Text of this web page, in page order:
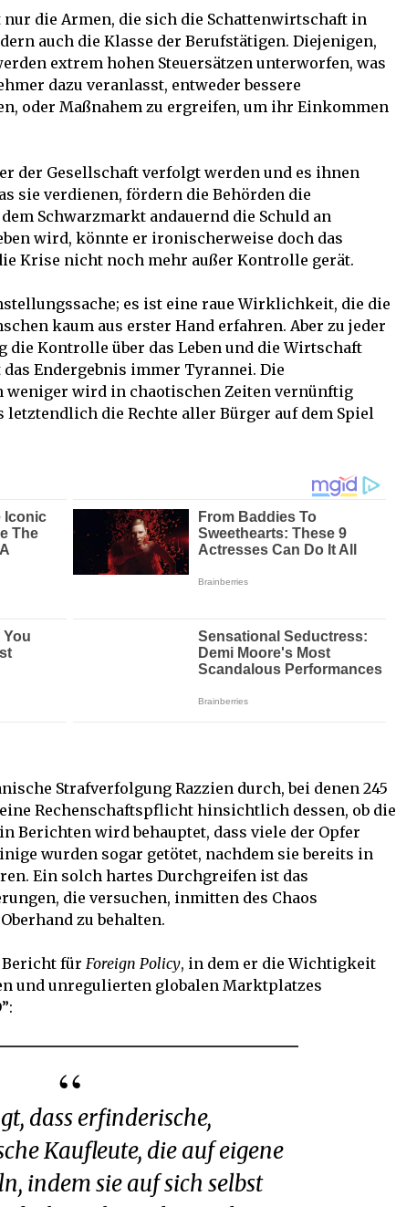
die Armen, die sich die Schattenwirtschaft in
auch die Klasse der Berufstätigen. Diejenigen,
extrem hohen Steuersätzen unterworfen, was
dazu veranlasst, entweder bessere
oder Maßnahem zu ergreifen, um ihr Einkommen
der Gesellschaft verfolgt werden und es ihnen
sie verdienen, fördern die Behörden die
Schwarzmarkt andauernd die Schuld an
wird, könnte er ironischerweise doch das
Krise nicht noch mehr außer Kontrolle gerät.
es ist eine raue Wirklichkeit, die die
kaum aus erster Hand erfahren. Aber zu jeder
die Kontrolle über das Leben und die Wirtschaft
Endergebnis immer Tyrannei. Die
weniger wird in chaotischen Zeiten vernünftig
letztendlich die Rechte aller Bürger auf dem Spiel
Strafverfolgung Razzien durch, bei denen 245
Rechenschaftspflicht hinsichtlich dessen, ob die
Berichten wird behauptet, dass viele der Opfer
wurden sogar getötet, nachdem sie bereits in
Ein solch hartes Durchgreifen ist das
die versuchen, inmitten des Chaos
zu behalten.
Bericht für Foreign Policy, in dem er die Wichtigkeit
und unregulierten globalen Marktplatzes
Kaufleute, die auf eigene
indem sie auf sich selbst